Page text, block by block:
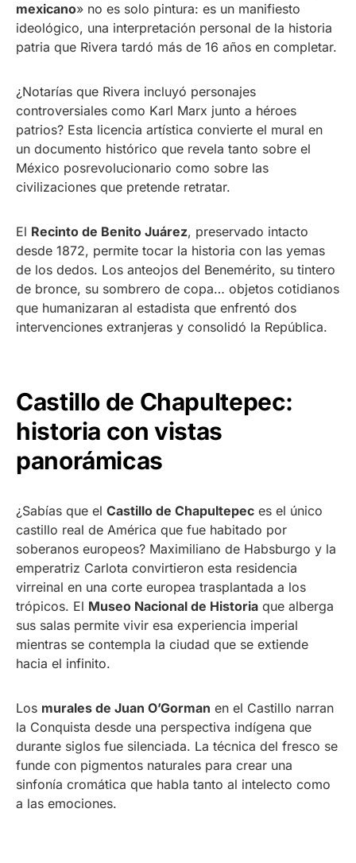
mexicano» no es solo pintura: es un manifiesto
ideológico, una interpretación personal de la historia
patria que Rivera tardó más de 16 años en completar.
¿Notarías que Rivera incluyó personajes
controversiales como Karl Marx junto a héroes
patrios? Esta licencia artística convierte el mural en
un documento histórico que revela tanto sobre el
México posrevolucionario como sobre las
civilizaciones que pretende retratar.
El Recinto de Benito Juárez, preservado intacto
desde 1872, permite tocar la historia con las yemas
de los dedos. Los anteojos del Benemérito, su tintero
de bronce, su sombrero de copa… objetos cotidianos
que humanizaran al estadista que enfrentó dos
intervenciones extranjeras y consolidó la República.
Castillo de Chapultepec:
historia con vistas
panorámicas
¿Sabías que el Castillo de Chapultepec es el único
castillo real de América que fue habitado por
soberanos europeos? Maximiliano de Habsburgo y la
emperatriz Carlota convirtieron esta residencia
virreinal en una corte europea trasplantada a los
trópicos. El Museo Nacional de Historia que alberga
sus salas permite vivir esa experiencia imperial
mientras se contempla la ciudad que se extiende
hacia el infinito.
Los murales de Juan O’Gorman en el Castillo narran
la Conquista desde una perspectiva indígena que
durante siglos fue silenciada. La técnica del fresco se
funde con pigmentos naturales para crear una
sinfonía cromática que habla tanto al intelecto como
a las emociones.